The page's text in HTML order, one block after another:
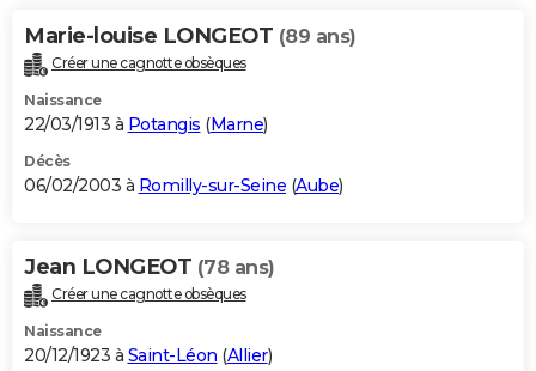
Marie-louise LONGEOT (89 ans)
Créer une cagnotte obsèques
Naissance
22/03/1913 à Potangis (Marne)
Décès
06/02/2003 à Romilly-sur-Seine (Aube)
Jean LONGEOT (78 ans)
Créer une cagnotte obsèques
Naissance
20/12/1923 à Saint-Léon (Allier)